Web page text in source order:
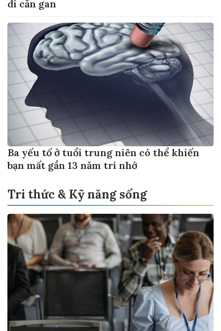
di căn gan
Ba yếu tố ở tuổi trung niên có thể khiến
bạn mất gần 13 năm trí nhớ
Tri thức & Kỹ năng sống